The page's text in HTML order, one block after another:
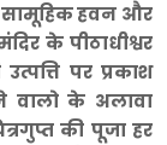
सामूहिक हवन और
के पीठाधीश्वर
पर प्रकाश
के अलावा
की पूजा हर